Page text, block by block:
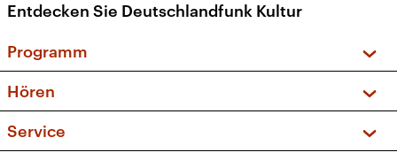
Entdecken Sie Deutschlandfunk Kultur
Programm
Sendungen und Podcasts
Musikliste
Hören
Frequenzen (UKW + DAB+)
Service